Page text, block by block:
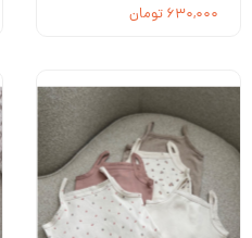
۶۳۰,۰۰۰ تومان